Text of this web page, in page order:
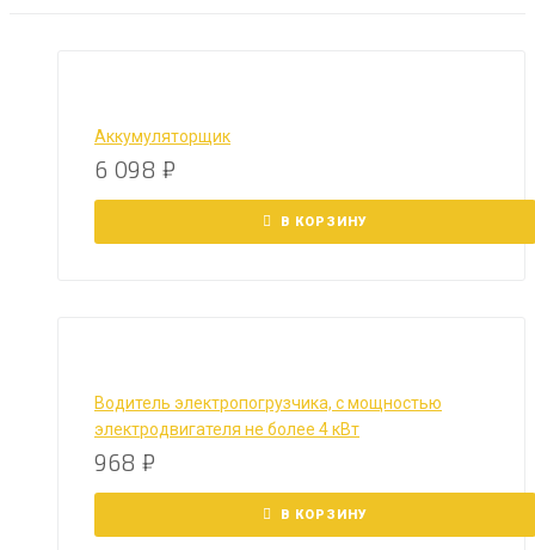
Аккумуляторщик
6 098 ₽
В КОРЗИНУ
Водитель электропогрузчика, с мощностью
электродвигателя не более 4 кВт
968 ₽
В КОРЗИНУ